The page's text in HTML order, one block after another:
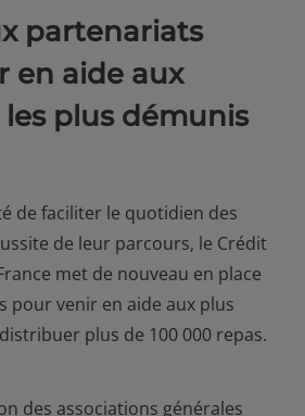
partenariats
en aide aux
plus démunis
de faciliter le quotidien des
de leur parcours, le Crédit
met de nouveau en place
pour venir en aide aux plus
plus de 100 000 repas.
des associations générales